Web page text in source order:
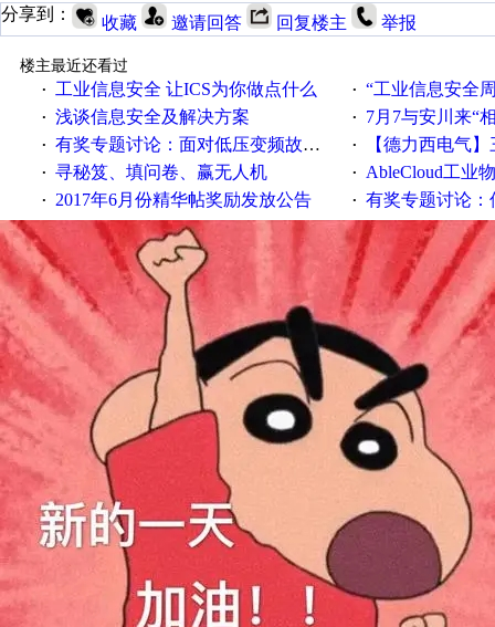
分享到：
收藏 邀请回答 回复楼主 举报
楼主最近还看过
·
工业信息安全 让ICS为你做点什么 · “工业信息安全周之我见”
· 浅谈信息安全及解决方案 · 7月7与安川来“
· 有奖专题讨论：面对低压变频故障，老手是这样解决的！ · 【德力西电气】三
· 寻秘笈、填问卷、赢无人机 · AbleCloud工业物联
· 2017年6月份精华帖奖励发放公告 · 有奖专题讨论：伺服选择